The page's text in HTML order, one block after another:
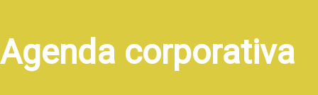
Agenda corporativa